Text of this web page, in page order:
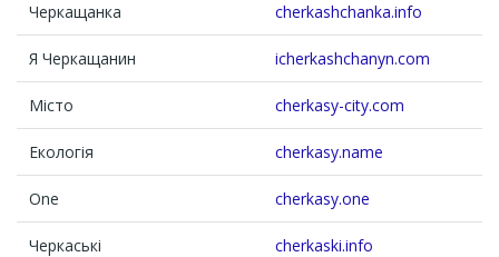
Черкащанка cherkashchanka.info
Я Черкащанин icherkashchanyn.com
Місто cherkasy-city.com
Екологія cherkasy.name
One cherkasy.one
Черкаські cherkaski.info